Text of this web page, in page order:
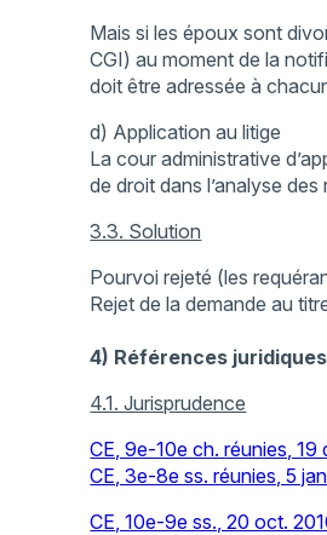
Mais si les époux sont
CGI) au moment de la
doit être adressée à
d) Application au litige
La cour administrative
de droit dans l’analyse
3.3. Solution
Pourvoi rejeté (les
Rejet de la demande au
4) Références juridiques
4.1. Jurisprudence
CE, 9e-10e ch. réunies,
CE, 3e-8e ss. réunies, 5
CE, 10e-9e ss., 20 oct.